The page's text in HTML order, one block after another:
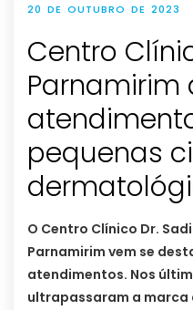
20 DE OUTUBRO DE 2023
Centro
Parnamirim
pequenas
O Centro Clínico Dr.
Parnamirim vem se
atendimentos. Nos
ultrapassaram a marca